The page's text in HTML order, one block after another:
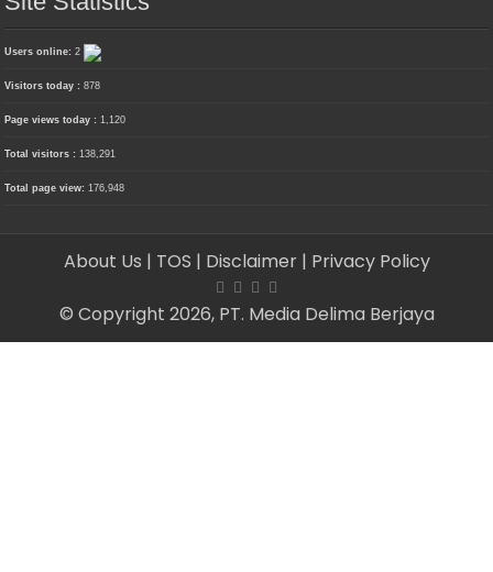
Users online:2
Visitors today :878
Page views today :1,120
Total visitors :138,291
Total page view:176,948
About Us | TOS | Disclaimer | Privacy Policy
© Copyright 2026, PT. Media Delima Berjaya